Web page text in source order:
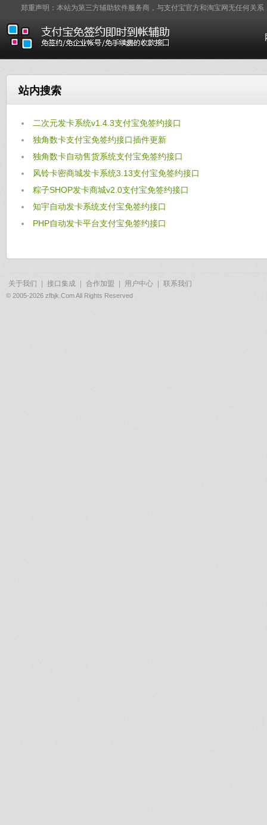
郑重声明：本站为第三方辅助软件服务商，与支付宝官方和淘宝网无任何关
站内搜索
二次元发卡系统v1.4.3支付宝免签约接口
独角数卡支付宝免签约接口插件更新
独角数卡自动售货系统支付宝免签约接口
风铃卡密商城发卡系统3.13支付宝免签约接口
粽子SHOP发卡商城v2.0支付宝免签约接口
知宇自动发卡系统支付宝免签约接口
PHP自动发卡平台支付宝免签约接口
关于我们 接口集成 合作加盟 用户中心 联系我们
© 2005-2026 zfbjk.Com All Rights Reserved